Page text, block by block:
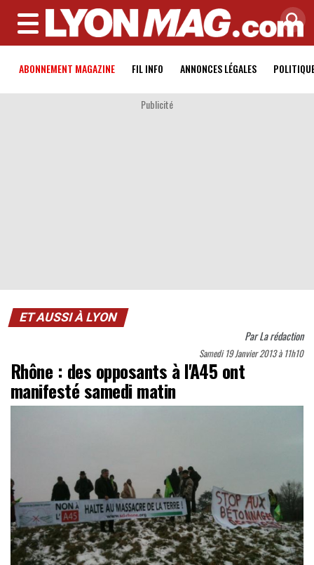
MENU
ABONNEMENT MAGAZINE FIL INFO ANNONCES LÉGALES
Publicité
ET AUSSI À LYON
ParLa rédaction
Samedi 19 Janvier 2013 à 11h10
Rhône : des opposants à l'A45 ont
manifesté samedi matin